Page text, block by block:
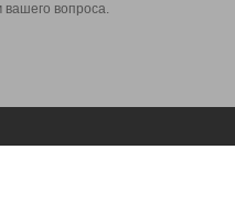
вопроса.